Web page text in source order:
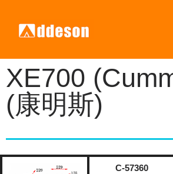
XE700
(康明斯)
C-57360